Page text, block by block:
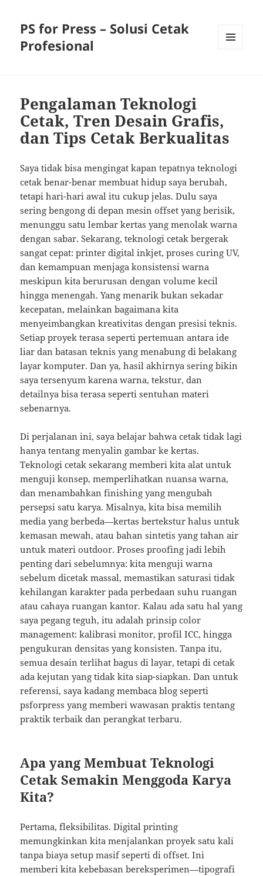
PS for Press – Solusi Cetak
Profesional
Pengalaman Teknologi
Cetak, Tren Desain Grafis,
dan Tips Cetak Berkualitas
Saya tidak bisa mengingat kapan tepatnya teknologi
cetak benar-benar membuat hidup saya berubah,
tetapi hari-hari awal itu cukup jelas. Dulu saya
sering bengong di depan mesin offset yang berisik,
menunggu satu lembar kertas yang menolak warna
dengan sabar. Sekarang, teknologi cetak bergerak
sangat cepat: printer digital inkjet, proses curing UV,
dan kemampuan menjaga konsistensi warna
meskipun kita berurusan dengan volume kecil
hingga menengah. Yang menarik bukan sekadar
kecepatan, melainkan bagaimana kita
menyeimbangkan kreativitas dengan presisi teknis.
Setiap proyek terasa seperti pertemuan antara ide
liar dan batasan teknis yang menabung di belakang
layar komputer. Dan ya, hasil akhirnya sering bikin
saya tersenyum karena warna, tekstur, dan
detailnya bisa terasa seperti sentuhan materi
sebenarnya.
Di perjalanan ini, saya belajar bahwa cetak tidak lagi
hanya tentang menyalin gambar ke kertas.
Teknologi cetak sekarang memberi kita alat untuk
menguji konsep, memperlihatkan nuansa warna,
dan menambahkan finishing yang mengubah
persepsi satu karya. Misalnya, kita bisa memilih
media yang berbeda—kertas bertekstur halus untuk
kemasan mewah, atau bahan sintetis yang tahan air
untuk materi outdoor. Proses proofing jadi lebih
penting dari sebelumnya: kita menguji warna
sebelum dicetak massal, memastikan saturasi tidak
kehilangan karakter pada perbedaan suhu ruangan
atau cahaya ruangan kantor. Kalau ada satu hal yang
saya pegang teguh, itu adalah prinsip color
management: kalibrasi monitor, profil ICC, hingga
pengukuran densitas yang konsisten. Tanpa itu,
semua desain terlihat bagus di layar, tetapi di cetak
ada kejutan yang tidak kita siap-siapkan. Dan untuk
referensi, saya kadang membaca blog seperti
psforpress yang memberi wawasan praktis tentang
praktik terbaik dan perangkat terbaru.
Apa yang Membuat Teknologi
Cetak Semakin Menggoda Karya
Kita?
Pertama, fleksibilitas. Digital printing
memungkinkan kita menjalankan proyek satu kali
tanpa biaya setup masif seperti di offset. Ini
memberi kita kebebasan bereksperimen—tipografi